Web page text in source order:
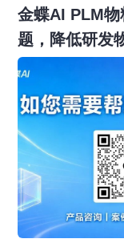
金蝶AI PLM
题，降低研发